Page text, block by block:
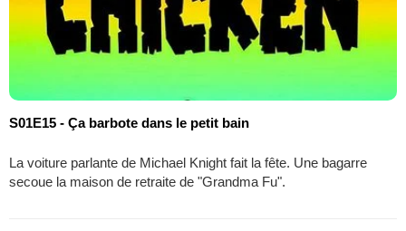
S01E15 - Ça barbote dans le petit bain
La voiture parlante de Michael Knight fait la fête. Une bagarre
secoue la maison de retraite de "Grandma Fu".